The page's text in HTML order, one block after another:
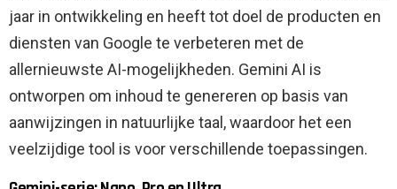
jaar in ontwikkeling en heeft tot doel de producten en
diensten van Google te verbeteren met de
allernieuwste AI-mogelijkheden. Gemini AI is
ontworpen om inhoud te genereren op basis van
aanwijzingen in natuurlijke taal, waardoor het een
veelzijdige tool is voor verschillende toepassingen.